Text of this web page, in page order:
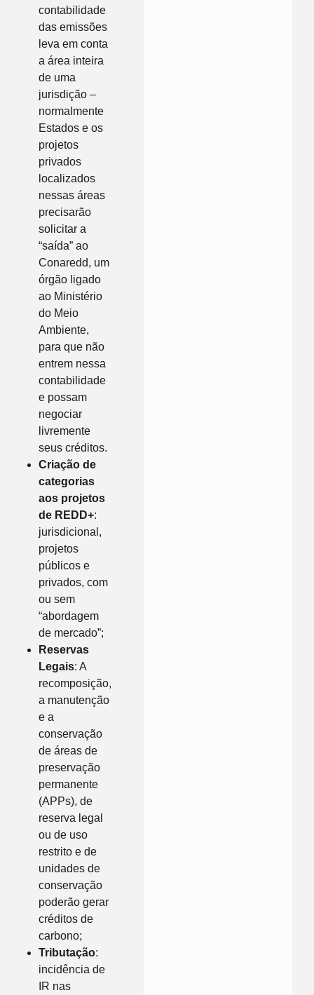
contabilidade
das emissões
leva em conta
a área inteira
de uma
jurisdição –
normalmente
Estados e os
projetos
privados
localizados
nessas áreas
precisarão
solicitar a
“saída” ao
Conaredd, um
órgão ligado
ao Ministério
do Meio
Ambiente,
para que não
entrem nessa
contabilidade
e possam
negociar
livremente
seus créditos.
Criação de
categorias
aos projetos
de REDD+:
jurisdicional,
projetos
públicos e
privados, com
ou sem
“abordagem
de mercado”;
Reservas
Legais: A
recomposição,
a manutenção
e a
conservação
de áreas de
preservação
permanente
(APPs), de
reserva legal
ou de uso
restrito e de
unidades de
conservação
poderão gerar
créditos de
carbono;
Tributação:
incidência de
IR nas